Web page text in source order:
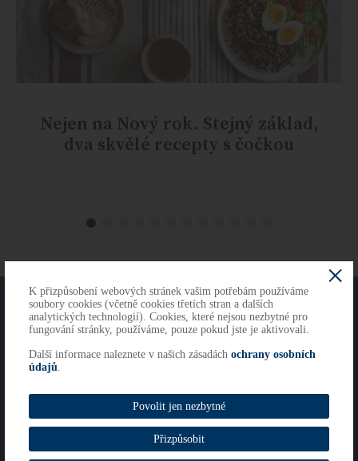
Nejen na Nový rok. Stejný základ,
dva skvělé recepty s čočkou
O NÁS KONTAKTY
Copyright 2026
Imprint
Whistleblowing
K přizpůsobení webových stránek vašim potřebám používáme
soubory cookies (včetně cookies třetích stran a dalších
analytických technologií). Cookies, které nejsou nezbytné pro
fungování stránky, používáme, pouze pokud jste je aktivovali.
Další informace naleznete v našich zásadách ochrany osobních
údajů.
Povolit jen nezbytné
Přizpůsobit